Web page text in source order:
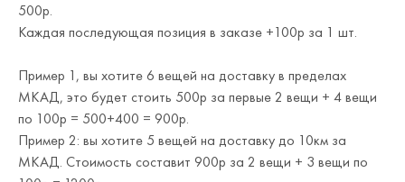
500р.
Каждая последующая позиция в заказе +100р за 1 шт.
Пример 1, вы хотите 6 вещей на доставку в пределах
МКАД, это будет стоить 500р за первые 2 вещи + 4 вещи
по 100р = 500+400 = 900р.
Пример 2: вы хотите 5 вещей на доставку до 10км за
МКАД. Стоимость составит 900р за 2 вещи + 3 вещи по